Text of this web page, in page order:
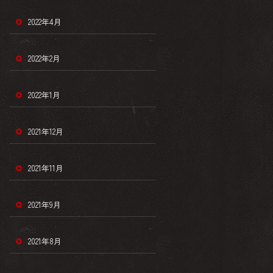
2022年4月
2022年2月
2022年1月
2021年12月
2021年11月
2021年9月
2021年8月